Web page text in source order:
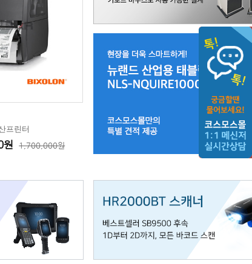
프린터
원 1,700,000원